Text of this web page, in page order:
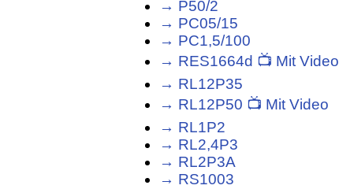
→ P50/2
→ PC05/15
→ PC1,5/100
→ RES1664d 📺 Mit Video
→ RL12P35
→ RL12P50 📺 Mit Video
→ RL1P2
→ RL2,4P3
→ RL2P3A
→ RS1003